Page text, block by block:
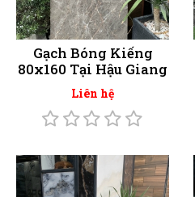
Gạch Bóng Kiếng
80x160 Tại Hậu Giang
Liên hệ